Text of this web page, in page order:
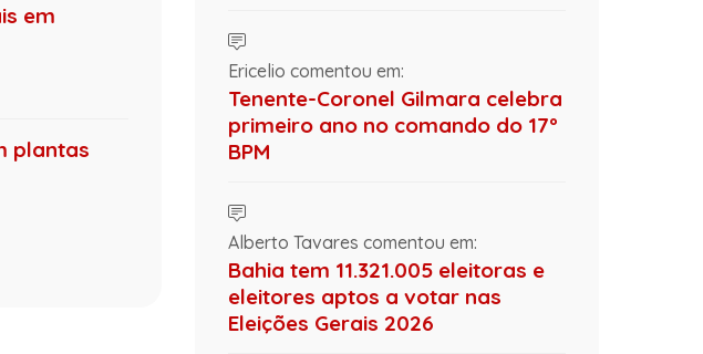
em
plantas
Ericelio comentou em:
Tenente-Coronel Gilmara celebra
primeiro ano no comando do 17º
BPM
Alberto Tavares comentou em:
Bahia tem 11.321.005 eleitoras e
eleitores aptos a votar nas
Eleições Gerais 2026